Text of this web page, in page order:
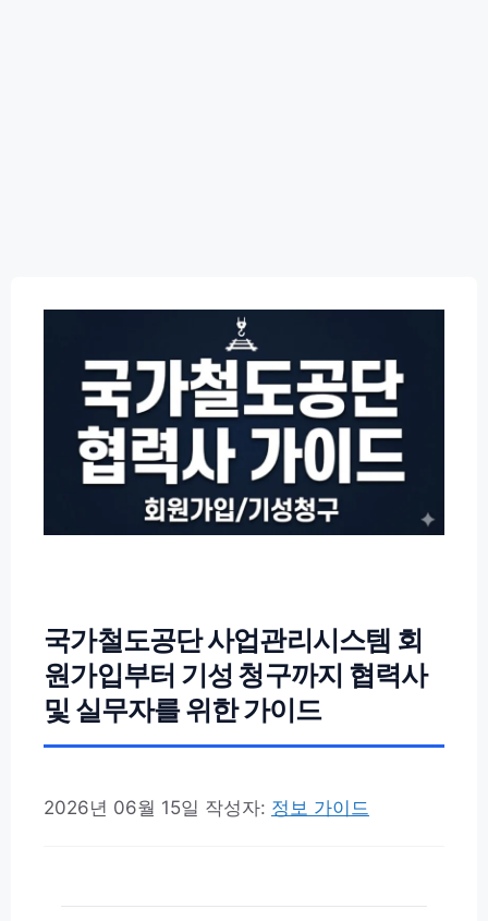
국가철도공단 사업관리시스템 회
원가입부터 기성 청구까지 협력사
및 실무자를 위한 가이드
2026년 06월 15일 작성자: 정보 가이드